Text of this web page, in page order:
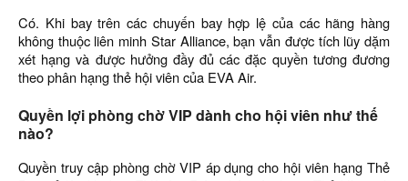
Có. Khi bay trên các chuyến bay hợp lệ của các hãng hàng
không thuộc liên minh Star Alliance, bạn vẫn được tích lũy dặm
xét hạng và được hưởng đầy đủ các đặc quyền tương đương
theo phân hạng thẻ hội viên của EVA Air.
Quyền lợi phòng chờ VIP dành cho hội viên như thế
nào?
Quyền truy cập phòng chờ VIP áp dụng cho hội viên hạng Thẻ